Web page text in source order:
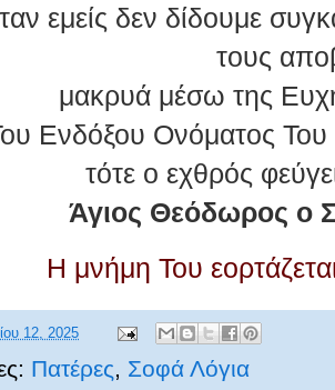
εμείς δεν δίδουμε
τους
μακρυά μέσω της
Ενδόξου Ονόματος
τότε ο εχθρός
Άγιος Θεόδωρος ο
Η μνήμη Του
12, 2025
Πατέρες, Σοφά Λόγια